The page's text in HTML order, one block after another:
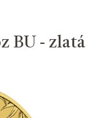
BU - zlatá